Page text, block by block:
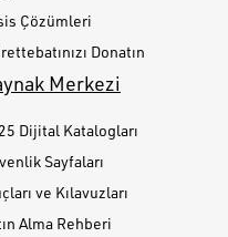
Çözümleri
Donatın
Merkezi
Dijital Katalogları
Sayfaları
ve Kılavuzları
Alma Rehberi